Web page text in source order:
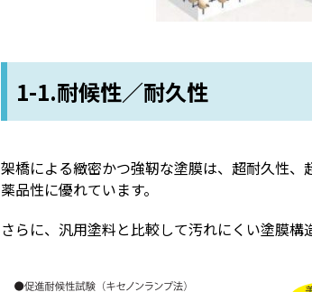
1-1.耐候性／耐久性
架橋による緻密かつ強靭な塗膜は、超耐久性
薬品性に優れています。
さらに、汎用塗料と比較して汚れにくい塗膜構